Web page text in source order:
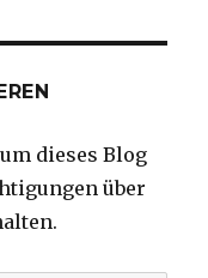
dieses Blog
über